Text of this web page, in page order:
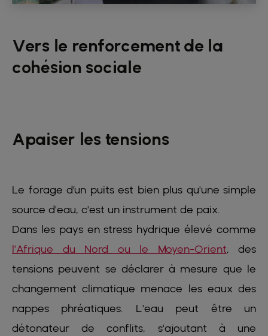
Vers le renforcement de la
cohésion sociale
Apaiser les tensions
Le forage d’un puits est bien plus qu'une simple
source d'eau, c'est un instrument de paix.
Dans les pays en stress hydrique élevé comme
l’Afrique du Nord ou le Moyen-Orient, des
tensions peuvent se déclarer à mesure que le
changement climatique menace les eaux des
nappes phréatiques. L'eau peut être un
détonateur de conflits, s'ajoutant à une